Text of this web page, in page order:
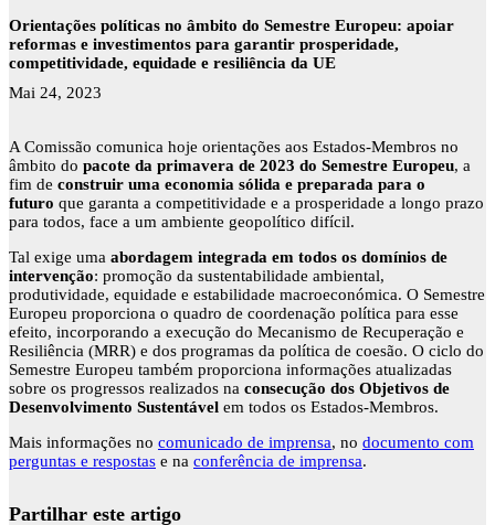
Orientações políticas no âmbito do Semestre Europeu: apoiar
reformas e investimentos para garantir prosperidade,
competitividade, equidade e resiliência da UE
Mai 24, 2023
A Comissão comunica hoje orientações aos Estados-Membros no
âmbito do pacote da primavera de 2023 do Semestre Europeu, a
fim de construir uma economia sólida e preparada para o
futuro que garanta a competitividade e a prosperidade a longo prazo
para todos, face a um ambiente geopolítico difícil.
Tal exige uma abordagem integrada em todos os domínios de
intervenção: promoção da sustentabilidade ambiental,
produtividade, equidade e estabilidade macroeconómica. O Semestre
Europeu proporciona o quadro de coordenação política para esse
efeito, incorporando a execução do Mecanismo de Recuperação e
Resiliência (MRR) e dos programas da política de coesão. O ciclo do
Semestre Europeu também proporciona informações atualizadas
sobre os progressos realizados na consecução dos Objetivos de
Desenvolvimento Sustentável em todos os Estados-Membros.
Mais informações no comunicado de imprensa, no documento com
perguntas e respostas e na conferência de imprensa.
Partilhar este artigo